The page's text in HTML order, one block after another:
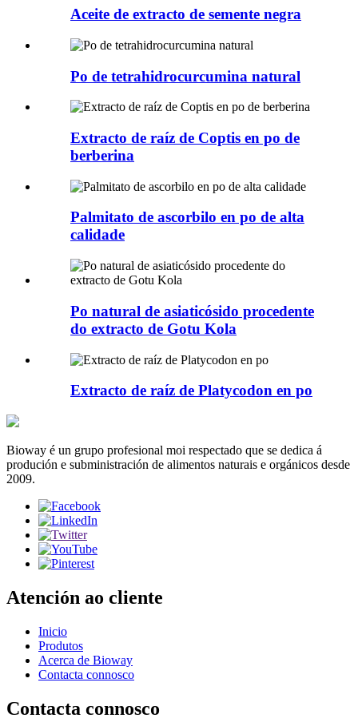
Aceite de extracto de semente negra
Po de tetrahidrocurcumina natural
Extracto de raíz de Coptis en po de
berberina
Palmitato de ascorbilo en po de alta
calidade
Po natural de asiaticósido procedente
do extracto de Gotu Kola
Extracto de raíz de Platycodon en po
Bioway é un grupo profesional moi respectado que se dedica á
produción e subministración de alimentos naturais e orgánicos desde
2009.
Atención ao cliente
Inicio
Produtos
Acerca de Bioway
Contacta connosco
Contacta connosco